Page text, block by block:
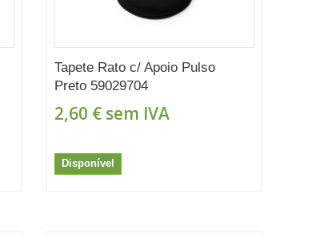
Tapete Rato c/ Apoio Pulso
Preto 59029704
2,60 €sem IVA
Disponível